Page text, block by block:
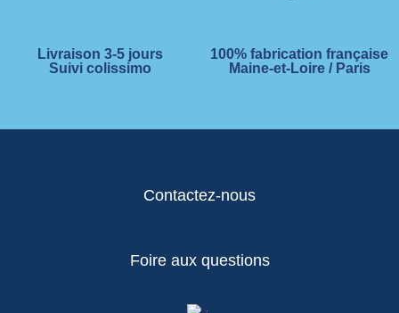
Livraison 3-5 jours
Suivi colissimo
100% fabrication française
Maine-et-Loire / Paris
Contactez-nous
Foire aux questions